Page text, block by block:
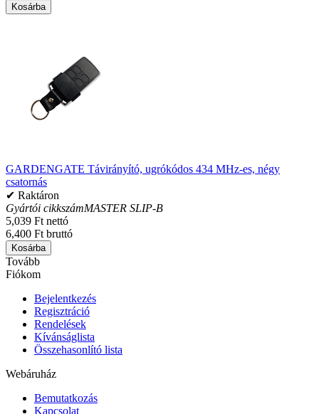
Kosárba
GARDENGATE Távirányító, ugrókódos 434 MHz-es, négy
csatornás
✔ Raktáron
Gyártói cikkszámMASTER SLIP-B
5,039 Ft nettó
6,400 Ft bruttó
Kosárba
Tovább
Fiókom
Bejelentkezés
Regisztráció
Rendelések
Kívánságlista
Összehasonlító lista
Webáruház
Bemutatkozás
Kapcsolat